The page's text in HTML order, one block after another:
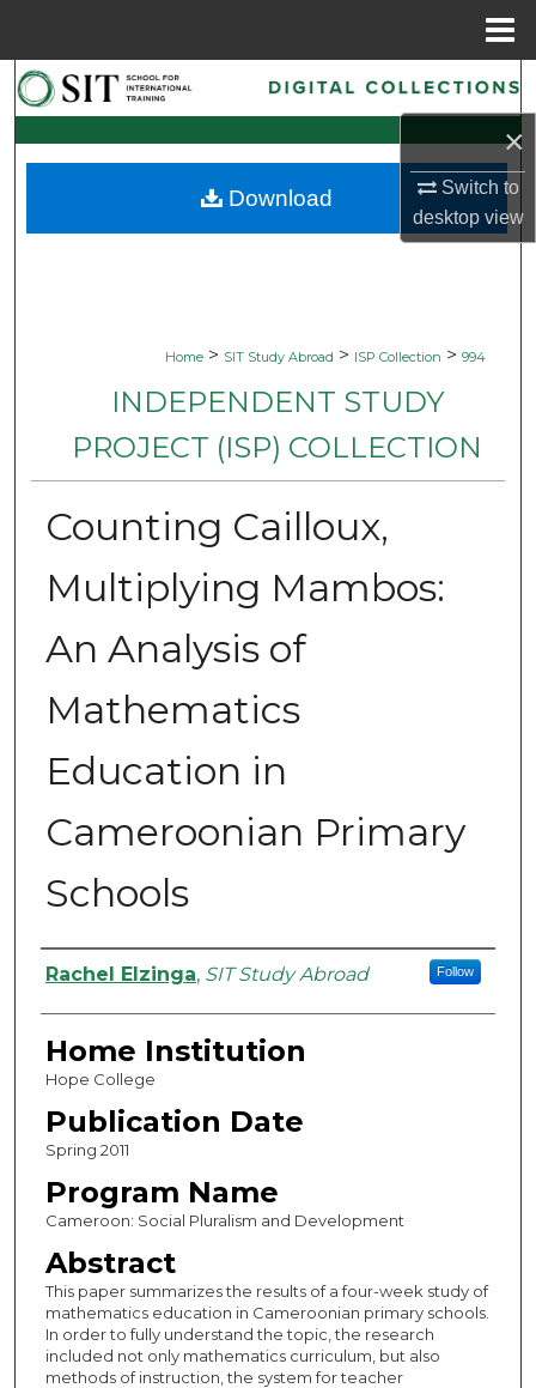
×
Switch to
desktopview
Search
Browse Collections
My Account
Home > SIT Study Abroad > ISP Collection > 994
INDEPENDENT STUDY
PROJECT (ISP) COLLECTION
Counting Cailloux,
Multiplying Mambos:
An Analysis of
Mathematics
Education in
Cameroonian Primary
Schools
Authors
Rachel Elzinga, SIT Study Abroad Follow
Home Institution
Hope College
Publication Date
Spring 2011
Program Name
Cameroon: Social Pluralism and Development
Abstract
This paper summarizes the results of a four-week study of
mathematics education in Cameroonian primary schools.
In order to fully understand the topic, the research
included not only mathematics curriculum, but also
methods of instruction, the system for teacher
Download